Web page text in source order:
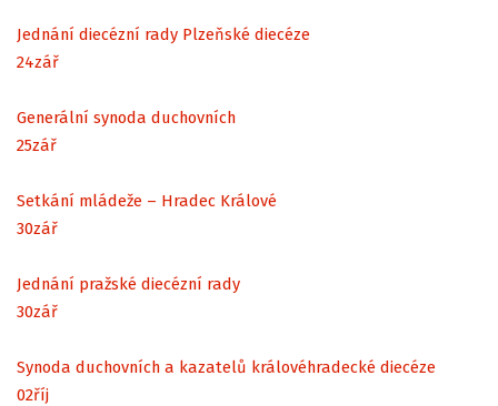
Jednání diecézní rady Plzeňské diecéze
24zář
Generální synoda duchovních
25zář
Setkání mládeže – Hradec Králové
30zář
Jednání pražské diecézní rady
30zář
Synoda duchovních a kazatelů královéhradecké diecéze
02říj